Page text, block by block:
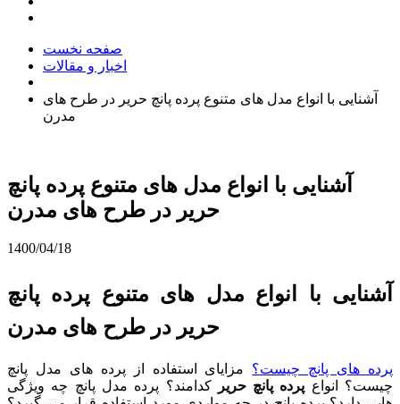
صفحه نخست
اخبار و مقالات
آشنایی با انواع مدل های متنوع پرده پانچ حریر در طرح های
مدرن
آشنایی با انواع مدل های متنوع پرده پانچ
حریر در طرح های مدرن
1400/04/18
آشنایی با انواع مدل های متنوع پرده پانچ
حریر در طرح های مدرن
پرده های پانچ چیست؟ مزایای استفاده از پرده های مدل پانچ
چیست؟ انواع پرده پانچ حریر
کدامند؟ پرده مدل پانچ چه ویژگی